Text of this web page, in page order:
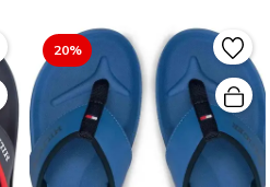
20%